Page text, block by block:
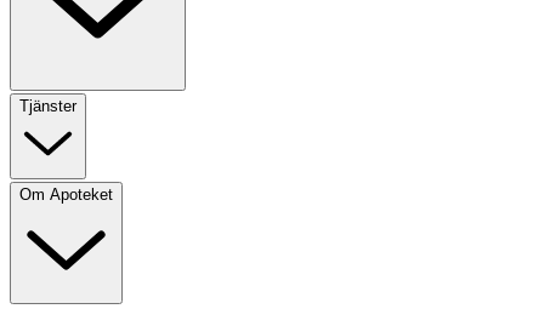
Tjänster
Om Apoteket